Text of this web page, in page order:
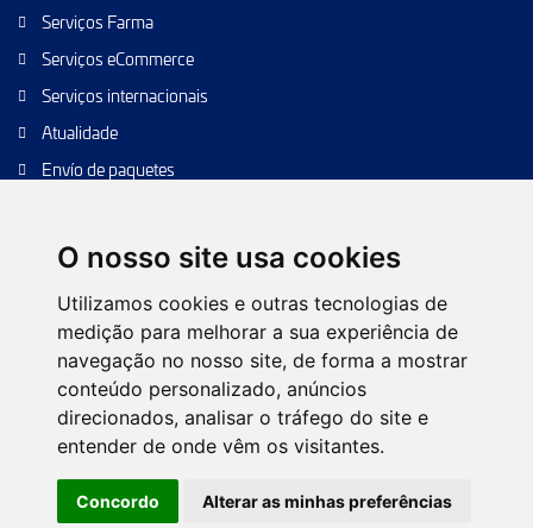
O nosso site usa cookies
Utilizamos cookies e outras tecnologias de
medição para melhorar a sua experiência de
navegação no nosso site, de forma a mostrar
conteúdo personalizado, anúncios
direcionados, analisar o tráfego do site e
entender de onde vêm os visitantes.
Concordo Alterar as minhas preferências
Serviços Farma
Serviços eCommerce
Serviços internacionais
Atualidade
Envío de paquetes
Envíos de calidad
Política de Cookies Configurar cookies
Política de Privacidade
Nota Legal
Árvore da web Contacto
Desenho Web:Futurvia